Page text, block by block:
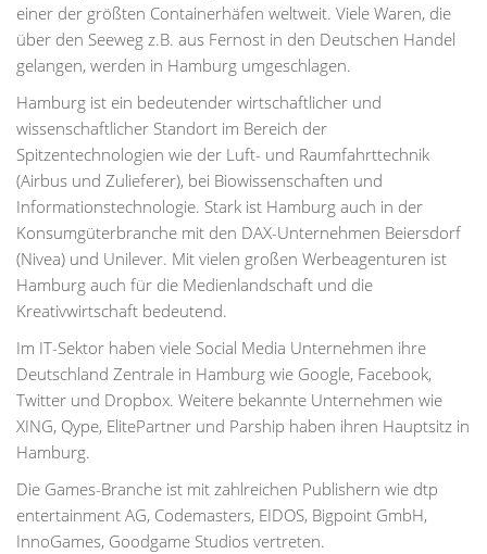
einer der größten Containerhäfen weltweit. Viele Waren, die
über den Seeweg z.B. aus Fernost in den Deutschen Handel
gelangen, werden in Hamburg umgeschlagen.
Hamburg ist ein bedeutender wirtschaftlicher und
wissenschaftlicher Standort im Bereich der
Spitzentechnologien wie der Luft- und Raumfahrttechnik
(Airbus und Zulieferer), bei Biowissenschaften und
Informationstechnologie. Stark ist Hamburg auch in der
Konsumgüterbranche mit den DAX-Unternehmen Beiersdorf
(Nivea) und Unilever. Mit vielen großen Werbeagenturen ist
Hamburg auch für die Medienlandschaft und die
Kreativwirtschaft bedeutend.
Im IT-Sektor haben viele Social Media Unternehmen ihre
Deutschland Zentrale in Hamburg wie Google, Facebook,
Twitter und Dropbox. Weitere bekannte Unternehmen wie
XING, Qype, ElitePartner und Parship haben ihren Hauptsitz in
Hamburg.
Die Games-Branche ist mit zahlreichen Publishern wie dtp
entertainment AG, Codemasters, EIDOS, Bigpoint GmbH,
InnoGames, Goodgame Studios vertreten.